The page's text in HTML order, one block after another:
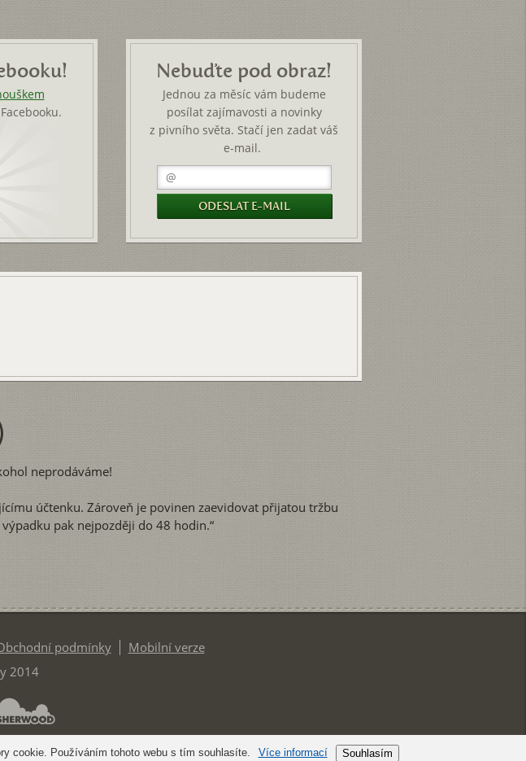
cookie. Používáním tohoto webu s tím souhlasíte. Více informací Souhlasím
Nebuďte pod obraz!
Jednou za měsíc vám budeme
posílat zajímavosti a novinky
z pivního světa. Stačí jen zadat váš
e-mail.
neprodáváme!
účtenku. Zároveň je povinen zaevidovat přijatou tržbu
pak nejpozději do 48 hodin.“
podmínky
Mobilní verze
2014